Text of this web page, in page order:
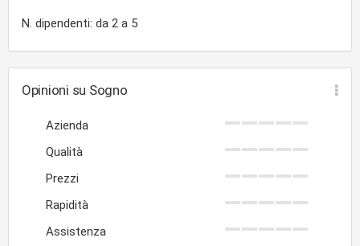
N. dipendenti: da 2 a 5
Opinioni su Sogno
Azienda
Qualità
Prezzi
Rapidità
Assistenza